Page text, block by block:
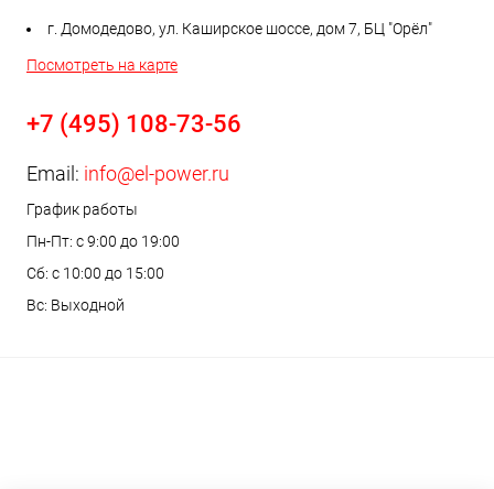
г. Домодедово, ул. Каширское шоссе, дом 7, БЦ "Орёл"
Посмотреть на карте
+7 (495) 108-73-56
Email: info@el-power.ru
График работы
Пн-Пт: с 9:00 до 19:00
Сб: с 10:00 до 15:00
Вс: Выходной